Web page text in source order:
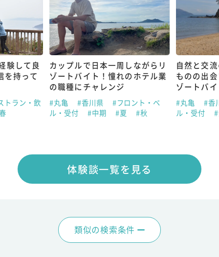
験して良
を持って
トラン・飲
カップルで日本一周しながらリ
ゾートバイト！憧れのホテル業
の職種にチャレンジ
#丸亀 #香川県
#フロント・ベ
ル・受付
#中期 #夏 #秋
自然と交
ものの出
ゾートバ
#丸亀
#香
ル・受付
体験談一覧を見る
類似の検索条件